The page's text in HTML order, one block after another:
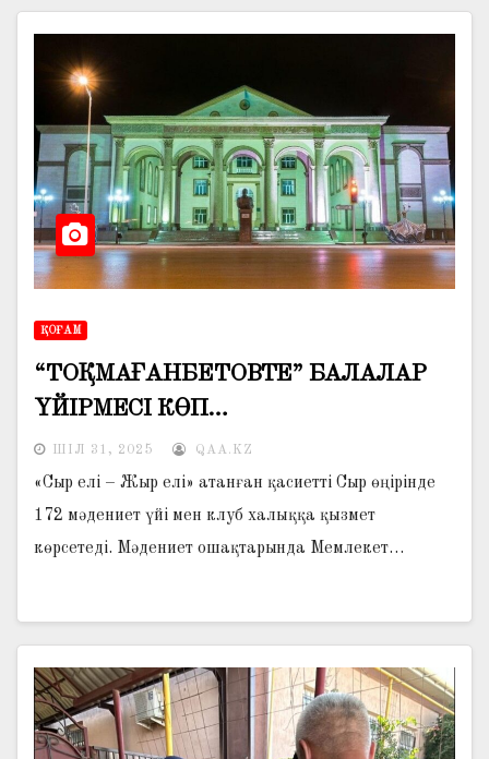
ҚОҒАМ
“ТОҚМАҒАНБЕТОВТЕ” БАЛАЛАР
ҮЙІРМЕСІ КӨП…
ШІЛ 31, 2025 QAA.KZ
«Сыр елі – Жыр елі» атанған қасиетті Сыр өңірінде
172 мәдениет үйі мен клуб халыққа қызмет
көрсетеді. Мәдениет ошақтарында Мемлекет…